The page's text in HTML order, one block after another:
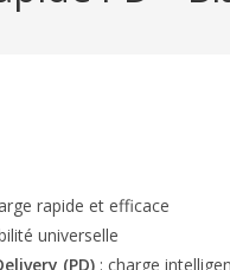
rapide et efficace
universelle
(PD): charge